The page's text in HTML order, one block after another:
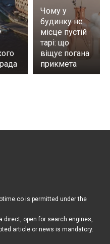
Чому у
будинку не
місце пустій
тарі: що
віщує погана
прикмета
is permitted under the
direct, open for search engines,
article or news is mandatory.